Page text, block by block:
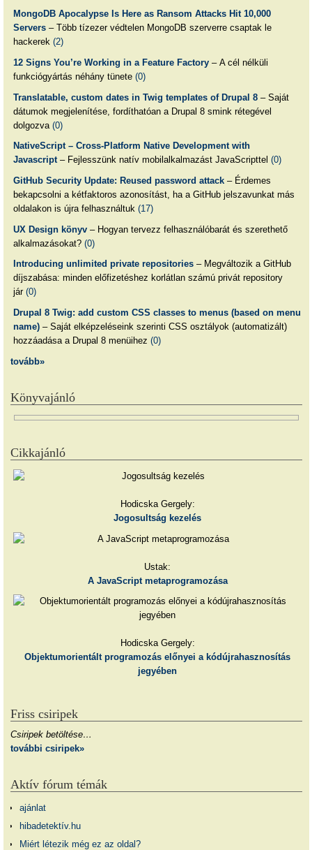
MongoDB Apocalypse Is Here as Ransom Attacks Hit 10,000
Servers– Több tízezer védtelen MongoDB szerverre csaptak le
hackerek (2)
12 Signs You’re Working in a Feature Factory– A cél nélküli
funkciógyártás néhány tünete (0)
Translatable, custom dates in Twig templates of Drupal 8– Saját
dátumok megjelenítése, fordíthatóan a Drupal 8 smink rétegével
dolgozva (0)
NativeScript – Cross-Platform Native Development with
Javascript– Fejlesszünk natív mobilalkalmazást JavaScripttel (0)
GitHub Security Update: Reused password attack– Érdemes
bekapcsolni a kétfaktoros azonosítást, ha a GitHub jelszavunkat más
oldalakon is újra felhasználtuk (17)
UX Design könyv– Hogyan tervezz felhasználóbarát és szerethető
alkalmazásokat? (0)
Introducing unlimited private repositories– Megváltozik a GitHub
díjszabása: minden előfizetéshez korlátlan számú privát repository
jár (0)
Drupal 8 Twig: add custom CSS classes to menus (based on menu
name)– Saját elképzeléseink szerinti CSS osztályok (automatizált)
hozzáadása a Drupal 8 menüihez (0)
tovább»
Könyvajánló
Cikkajánló
Hodicska Gergely:
Jogosultság kezelés
Ustak:
A JavaScript metaprogramozása
Hodicska Gergely:
Objektumorientált programozás előnyei a kódújrahasznosítás
jegyében
Friss csiripek
Csiripek betöltése…
további csiripek»
Aktív fórum témák
ajánlat
hibadetektív.hu
Miért létezik még ez az oldal?